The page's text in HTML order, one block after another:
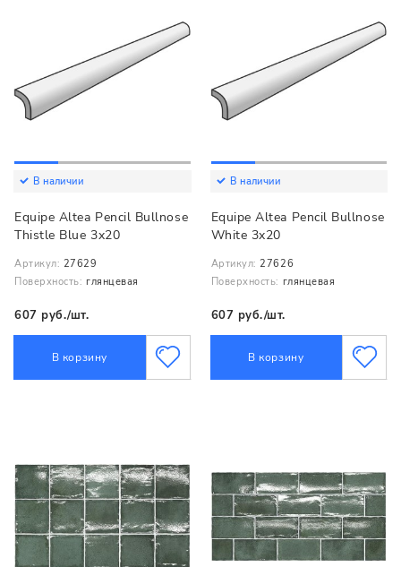
В наличии
Equipe Altea Pencil Bullnose
Thistle Blue 3x20
Артикул: 27629
Поверхность: глянцевая
607 руб./шт.
В корзину
В наличии
Equipe Altea Pencil Bullnose
White 3x20
Артикул: 27626
Поверхность: глянцевая
607 руб./шт.
В корзину